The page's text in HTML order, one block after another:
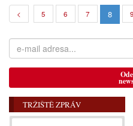
< 5 6 7 8 9
TRŽIŠTĚ ZPRÁV